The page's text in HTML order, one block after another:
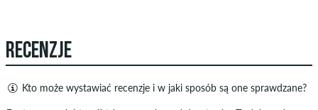
RECENZJE
Kto może wystawiać recenzje i w jaki sposób są one sprawdzane?